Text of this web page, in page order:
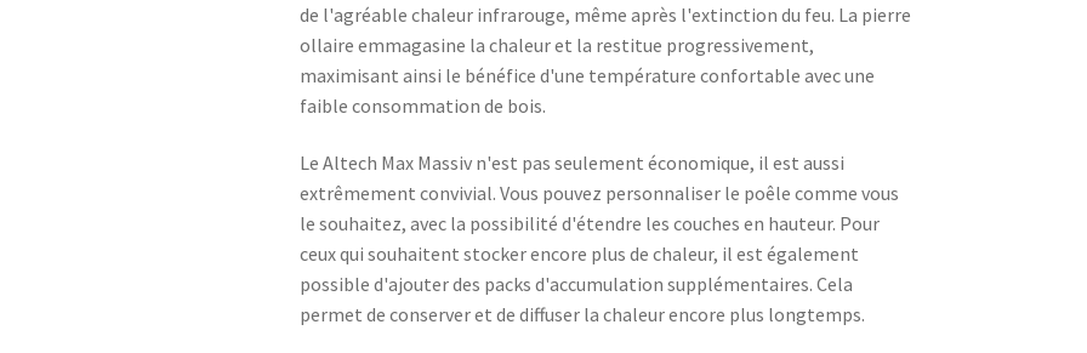
de l'agréable chaleur infrarouge, même après l'extinction du feu. La pierre
ollaire emmagasine la chaleur et la restitue progressivement,
maximisant ainsi le bénéfice d'une température confortable avec une
faible consommation de bois.
Le Altech Max Massiv n'est pas seulement économique, il est aussi
extrêmement convivial. Vous pouvez personnaliser le poêle comme vous
le souhaitez, avec la possibilité d'étendre les couches en hauteur. Pour
ceux qui souhaitent stocker encore plus de chaleur, il est également
possible d'ajouter des packs d'accumulation supplémentaires. Cela
permet de conserver et de diffuser la chaleur encore plus longtemps.